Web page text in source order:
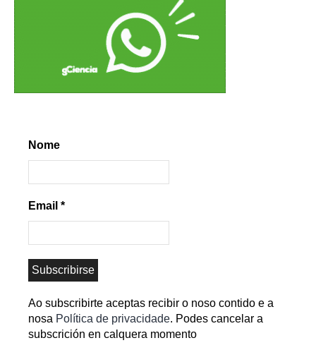
Nome
Email *
Ao subscribirte aceptas recibir o noso contido e a
nosa Política de privacidade. Podes cancelar a
subscrición en calquera momento